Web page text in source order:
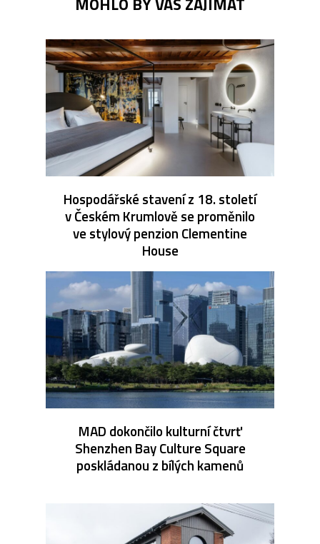
Hospodářské stavení z 18. století
v Českém Krumlově se proměnilo
ve stylový penzion Clementine
House
MAD dokončilo kulturní čtvrť
Shenzhen Bay Culture Square
poskládanou z bílých kamenů